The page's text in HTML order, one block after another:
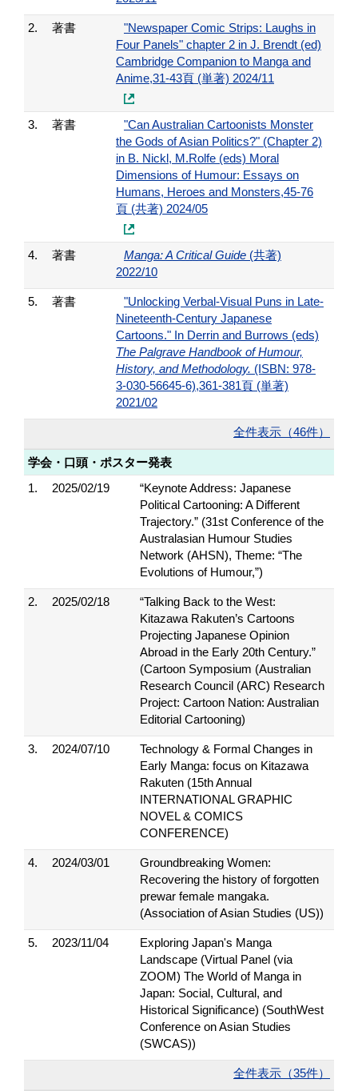
2. 著書
"Newspaper Comic Strips: Laughs in
Four Panels" chapter 2 in J. Brendt (ed)
Cambridge Companion to Manga and
Anime,31-43頁 (単著) 2024/11
3. 著書
"Can Australian Cartoonists Monster
the Gods of Asian Politics?" (Chapter 2)
in B. Nickl, M.Rolfe (eds) Moral
Dimensions of Humour: Essays on
Humans, Heroes and Monsters,45-76
頁 (共著) 2024/05
4. 著書 Manga: A Critical Guide (共著)
2022/10
5. 著書
"Unlocking Verbal-Visual Puns in Late-
Nineteenth-Century Japanese
Cartoons." In Derrin and Burrows (eds)
The Palgrave Handbook of Humour,
History, and Methodology. (ISBN: 978-
3-030-56645-6),361-381頁 (単著)
2021/02
全件表示（46件）
学会・口頭・ポスター発表
1.
2025/02/19
“Keynote Address: Japanese
Political Cartooning: A Different
Trajectory.” (31st Conference of the
Australasian Humour Studies
Network (AHSN), Theme: “The
Evolutions of Humour,”)
2. 2025/02/18
“Talking Back to the West:
Kitazawa Rakuten’s Cartoons
Projecting Japanese Opinion
Abroad in the Early 20th Century.”
(Cartoon Symposium (Australian
Research Council (ARC) Research
Project: Cartoon Nation: Australian
Editorial Cartooning)
3. 2024/07/10
Technology & Formal Changes in
Early Manga: focus on Kitazawa
Rakuten (15th Annual
INTERNATIONAL GRAPHIC
NOVEL & COMICS
CONFERENCE)
4. 2024/03/01
Groundbreaking Women:
Recovering the history of forgotten
prewar female mangaka.
(Association of Asian Studies (US))
5. 2023/11/04
Exploring Japan's Manga
Landscape (Virtual Panel (via
ZOOM) The World of Manga in
Japan: Social, Cultural, and
Historical Significance) (SouthWest
Conference on Asian Studies
(SWCAS))
全件表示（35件）